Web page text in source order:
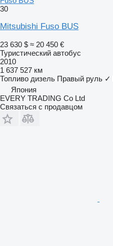
30
Mitsubishi Fuso BUS
23 630 $ ≈ 20 450 €
Туристический автобус
2010
1 637 527 км
Топливо дизель Правый руль ✓
Япония
EVERY TRADING Co Ltd
Связаться с продавцом